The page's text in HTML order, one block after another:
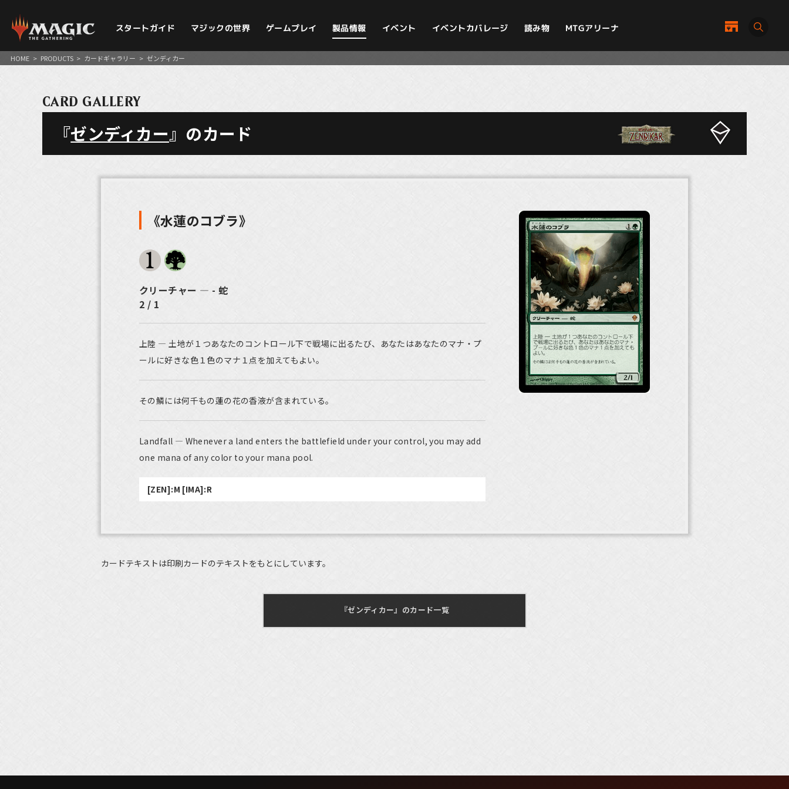
スタートガイド マジックの世界 ゲームプレイ 製品情報 イベント イベントカバレージ 読み物 MTGアリーナ
HOME > PRODUCTS > カードギャラリー > ゼンディカー
CARD GALLERY
『ゼンディカー』のカード
《水蓮のコブラ》
クリーチャー ― - 蛇
2 / 1
上陸 ― 土地が１つあなたのコントロール下で戦場に出るたび、あなたはあなたのマナ・プ
ールに好きな色１色のマナ１点を加えてもよい。
その鱗には何千もの蓮の花の香液が含まれている。
Landfall — Whenever a land enters the battlefield under your control, you may add
one mana of any color to your mana pool.
[ZEN]:M [IMA]:R
カードテキストは印刷カードのテキストをもとにしています。
『ゼンディカー』のカード一覧